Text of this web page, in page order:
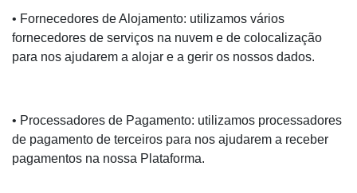
• Fornecedores de Alojamento: utilizamos vários
fornecedores de serviços na nuvem e de colocalização
para nos ajudarem a alojar e a gerir os nossos dados.
• Processadores de Pagamento: utilizamos processadores
de pagamento de terceiros para nos ajudarem a receber
pagamentos na nossa Plataforma.